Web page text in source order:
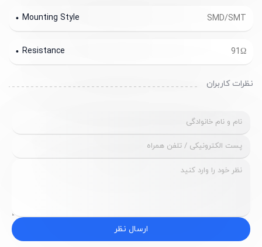
SMD/SMT
Mounting Style
91Ω
Resistance
نظرات کاربران
ارسال نظر